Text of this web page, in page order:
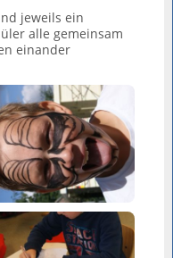
jeweils ein
alle gemeinsam
einander